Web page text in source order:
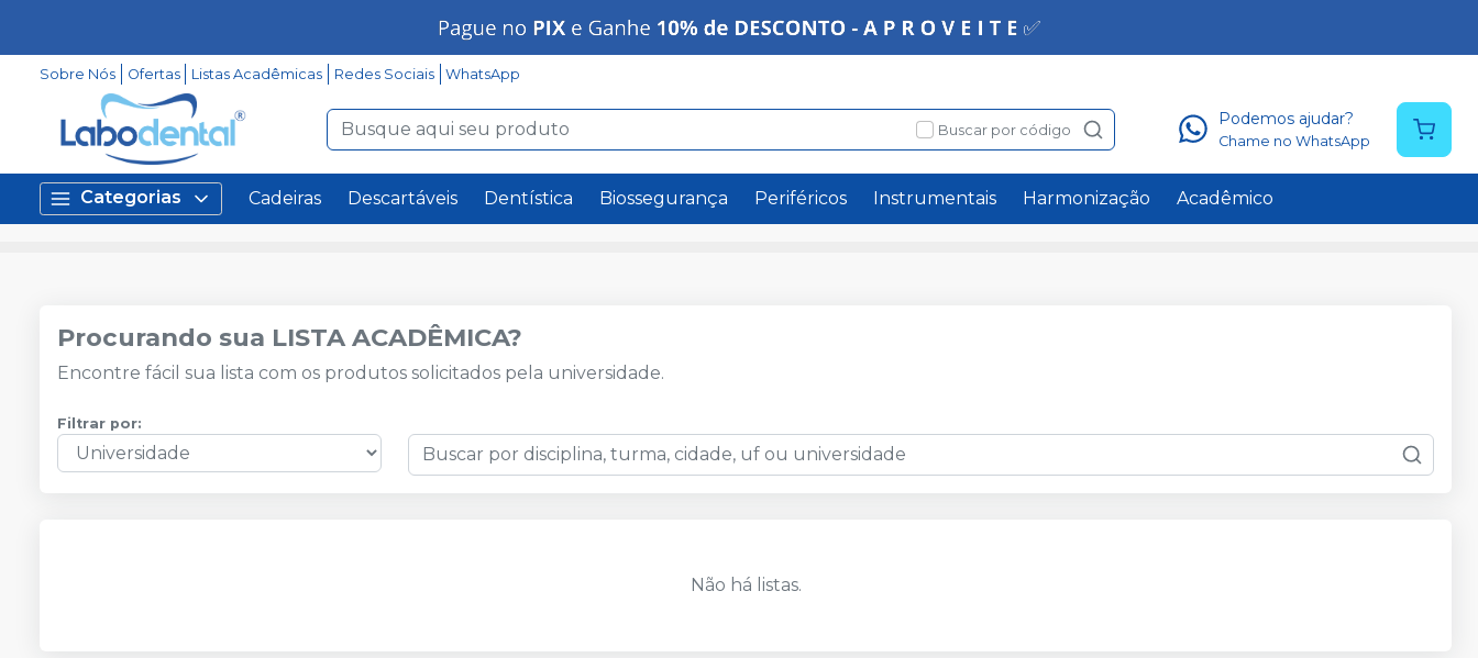
Sobre Nós Ofertas Listas Acadêmicas Redes Sociais WhatsApp
Buscar por código
Podemos ajudar?
Chame no WhatsApp
Categorias Cadeiras Descartáveis Dentística Biossegurança Periféricos Instrumentais Harmonização Acadêmico
Procurando sua LISTA ACADÊMICA?
Encontre fácil sua lista com os produtos solicitados pela universidade.
Filtrar por:
Não há listas.